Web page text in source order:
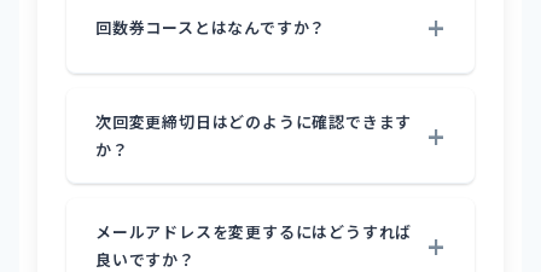
回数券コースとはなんですか？
次回変更締切日はどのように確認できます
か？
メールアドレスを変更するにはどうすれば
良いですか？